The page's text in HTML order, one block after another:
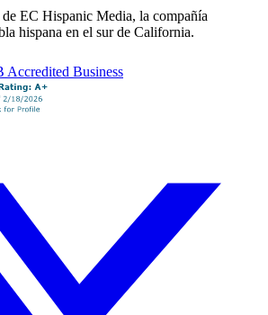
EC Hispanic Media, la compañía
hispana en el sur de California.
Accredited Business